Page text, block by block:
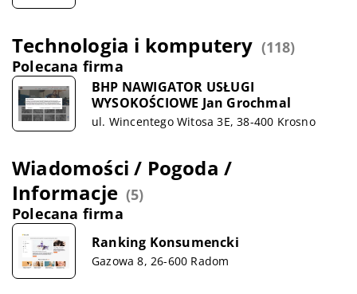
Technologia i komputery (118)
Polecana firma
BHP NAWIGATOR USŁUGI
WYSOKOŚCIOWE Jan Grochmal
ul. Wincentego Witosa 3E, 38-400 Krosno
Wiadomości / Pogoda /
Informacje (5)
Polecana firma
Ranking Konsumencki
Gazowa 8, 26-600 Radom